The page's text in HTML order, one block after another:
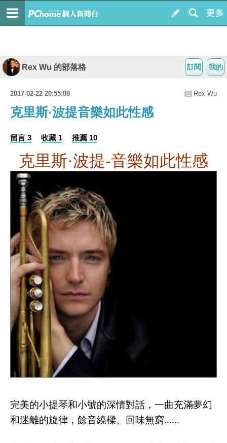
我的
訂閱
Rex Wu 的部落格
2017-02-22 20:55:08 Rex Wu
克里斯·波提音樂如此性感
留言 3 收藏 1 推薦 10
克里斯·波提-音樂如此性感
完美的小提琴和小號的深情對話，一曲充滿夢幻
和迷離的旋律，餘音繞樑、回味無窮......